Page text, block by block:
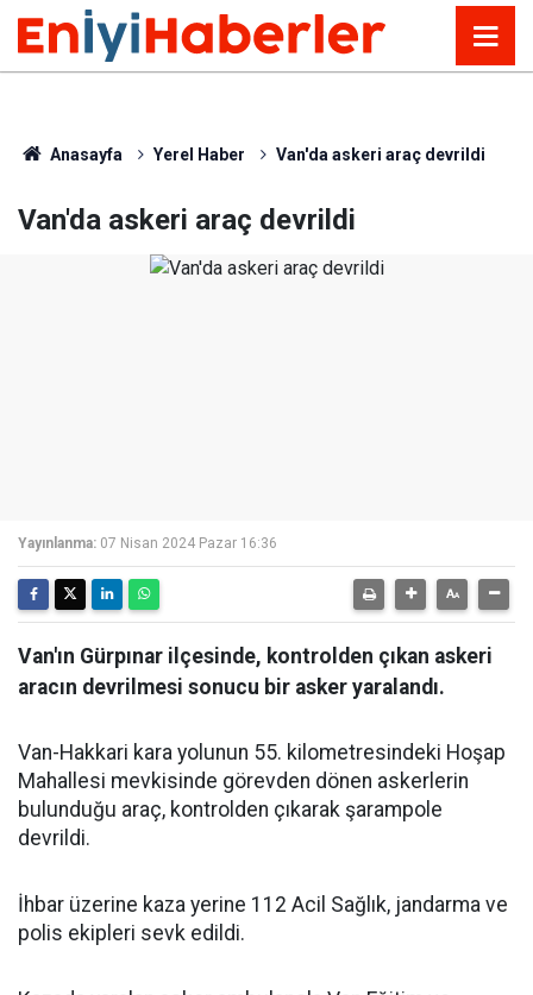
Anasayfa Yerel Haber Van'da askeri araç devrildi
Van'da askeri araç devrildi
Yayınlanma: 07 Nisan 2024 Pazar 16:36
Van'ın Gürpınar ilçesinde, kontrolden çıkan askeri
aracın devrilmesi sonucu bir asker yaralandı.
Van-Hakkari kara yolunun 55. kilometresindeki Hoşap
Mahallesi mevkisinde görevden dönen askerlerin
bulunduğu araç, kontrolden çıkarak şarampole
devrildi.
İhbar üzerine kaza yerine 112 Acil Sağlık, jandarma ve
polis ekipleri sevk edildi.